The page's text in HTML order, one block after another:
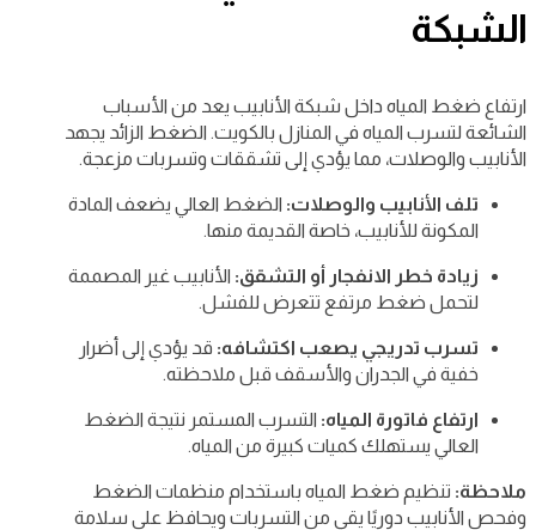
الشبكة
ارتفاع ضغط المياه داخل شبكة الأنابيب يعد من الأسباب
الشائعة لتسرب المياه في المنازل بالكويت. الضغط الزائد يجهد
الأنابيب والوصلات، مما يؤدي إلى تشققات وتسربات مزعجة.
تلف الأنابيب والوصلات: الضغط العالي يضعف المادة
المكونة للأنابيب، خاصة القديمة منها.
زيادة خطر الانفجار أو التشقق: الأنابيب غير المصممة
لتحمل ضغط مرتفع تتعرض للفشل.
تسرب تدريجي يصعب اكتشافه: قد يؤدي إلى أضرار
خفية في الجدران والأسقف قبل ملاحظته.
ارتفاع فاتورة المياه: التسرب المستمر نتيجة الضغط
العالي يستهلك كميات كبيرة من المياه.
ملاحظة: تنظيم ضغط المياه باستخدام منظمات الضغط
وفحص الأنابيب دوريًا يقي من التسربات ويحافظ على سلامة